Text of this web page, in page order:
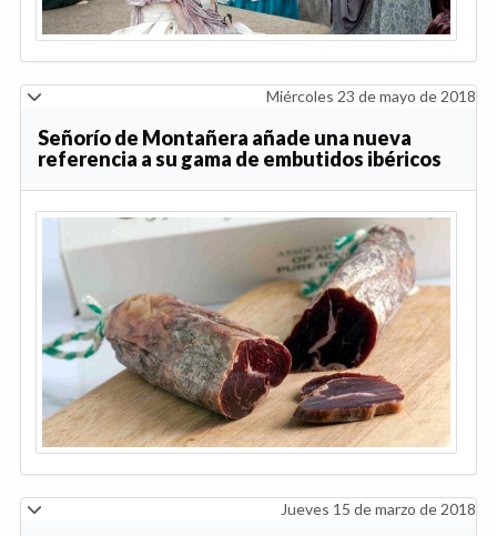
Miércoles 23 de mayo de 2018
Señorío de Montañera añade una nueva
referencia a su gama de embutidos ibéricos
Jueves 15 de marzo de 2018